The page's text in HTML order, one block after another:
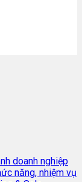
doanh nghiệp
năng, nhiệm vụ